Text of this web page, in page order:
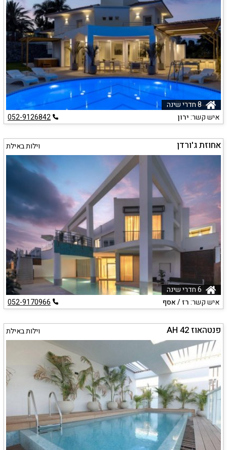
8 חדרי שינה
איש קשר:ירון 052-9126842
אחוזת ג'ורדן וילות באילת
איש קשר:רז / אסף 052-9170966
פנטהאוז AH 42 וילות באילת